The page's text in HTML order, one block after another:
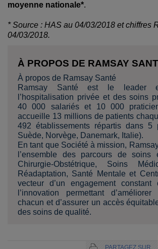
moyenne nationale*.
* Source : HAS au 04/03/2018 et chiffres
04/03/2018.
À PROPOS DE RAMSAY
À propos de Ramsay Santé
Ramsay Santé est le leader
l’hospitalisation privée et des soins
40 000 salariés et 10 000
accueille 13 millions de patients
492 établissements répartis dans 5
Suède, Norvège, Danemark, Italie).
En tant que Société à mission,
l’ensemble des parcours de soins
Chirurgie-Obstétrique, Soins
Réadaptation, Santé Mentale et
vecteur d’un engagement
l’innovation permettant
chacun et d’assurer un accès
des soins de qualité.
PARTAGEZ SUR